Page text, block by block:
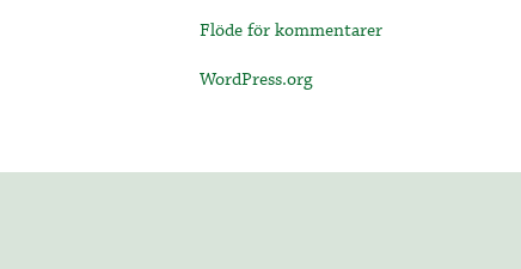
Flöde för kommentarer
WordPress.org